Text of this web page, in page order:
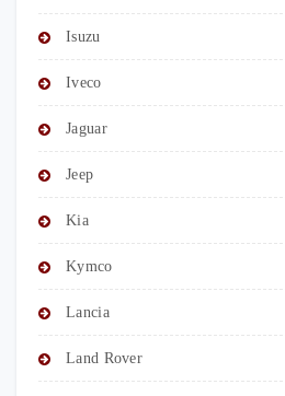
Isuzu
Iveco
Jaguar
Jeep
Kia
Kymco
Lancia
Land Rover